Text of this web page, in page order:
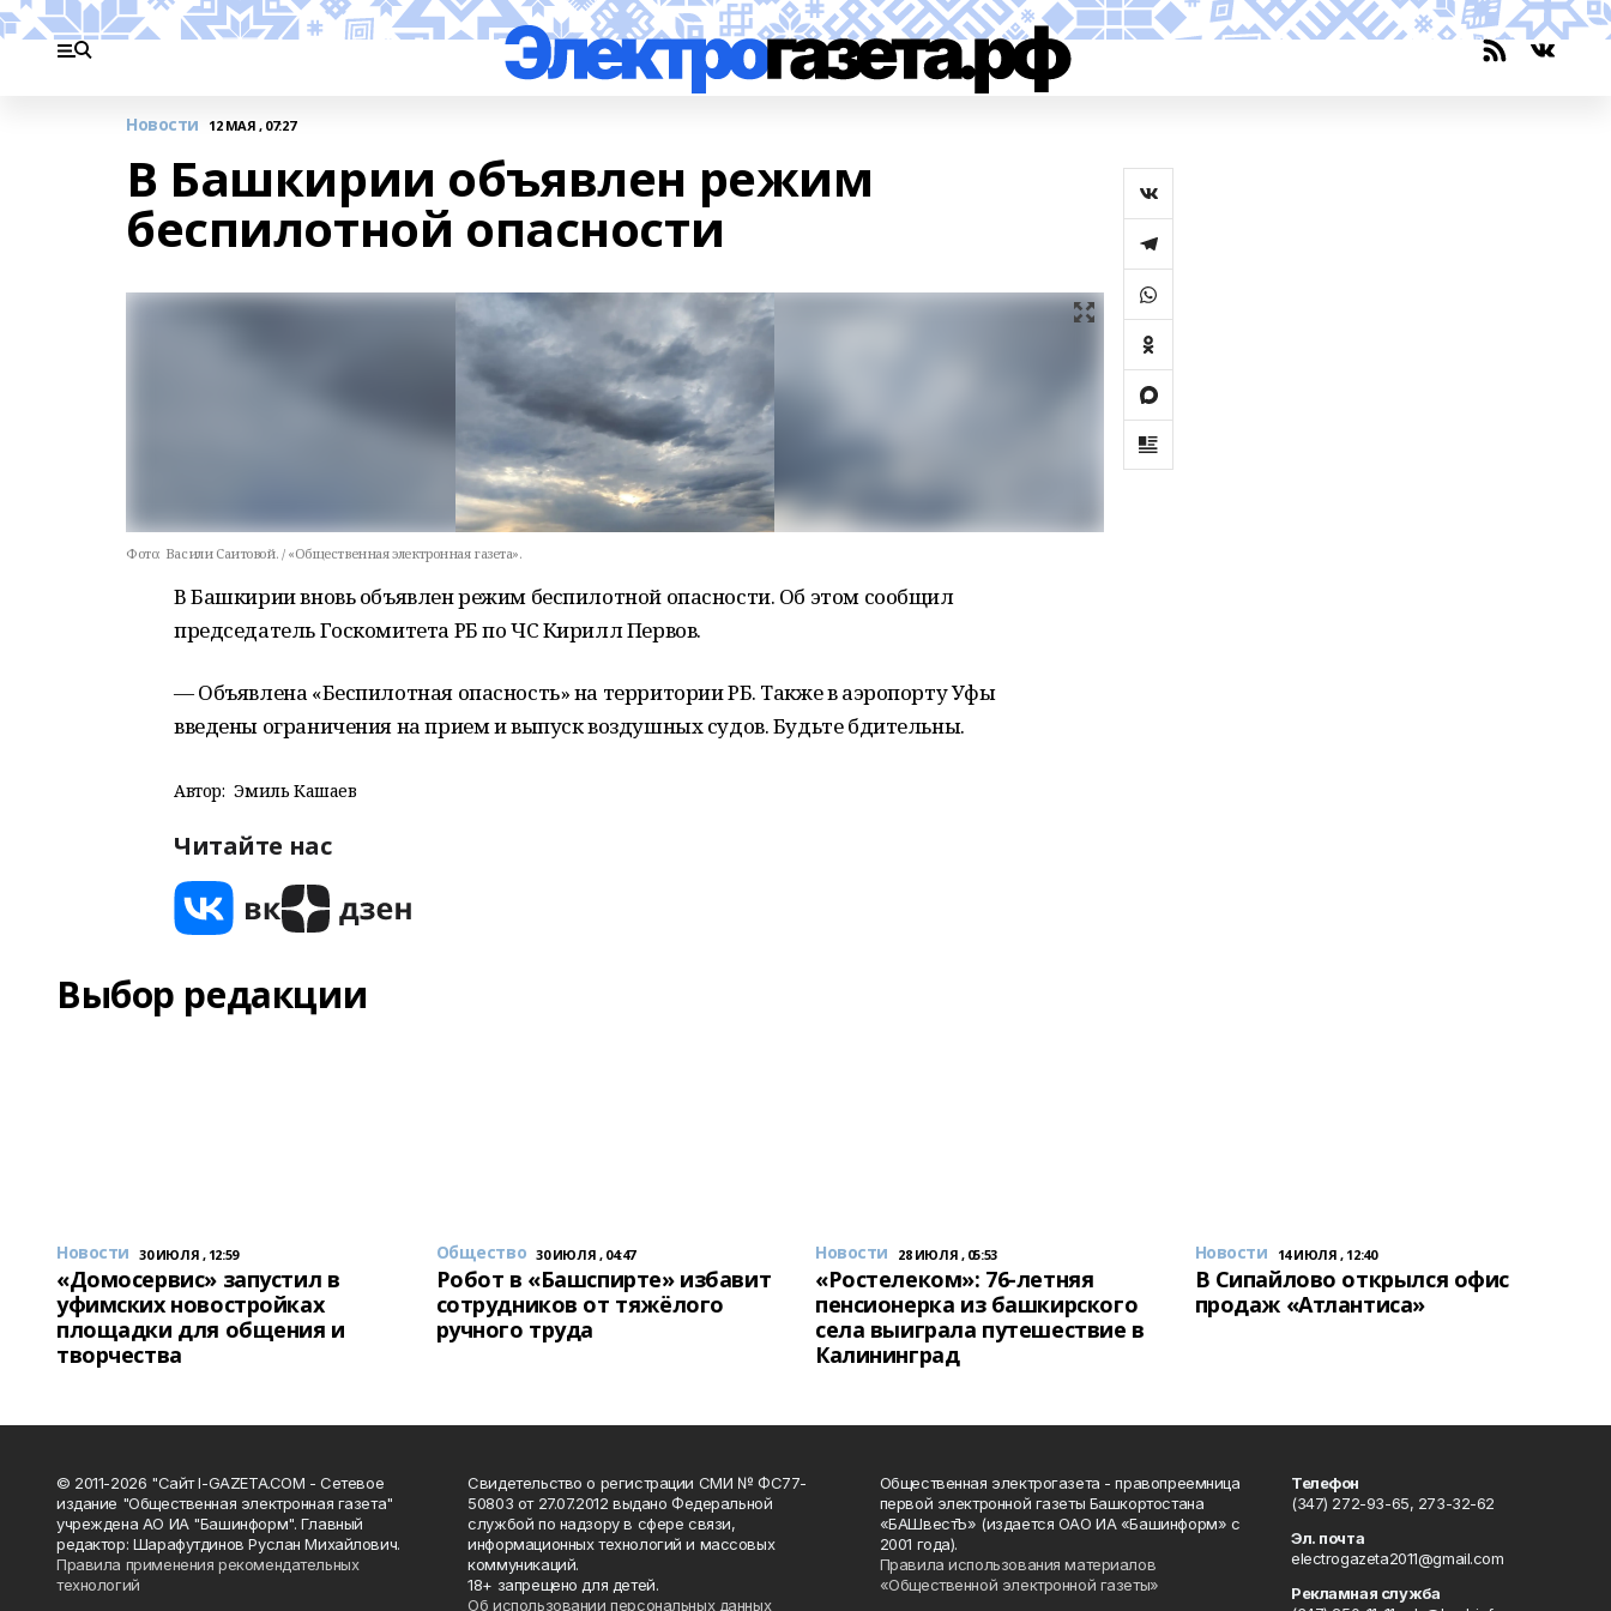
Новости 12 МАЯ , 07:27
В Башкирии объявлен режим
беспилотной опасности
Фото: Васили Саитовой. / «Общественная электронная газета».
В Башкирии вновь объявлен режим беспилотной опасности. Об этом сообщил
председатель Госкомитета РБ по ЧС Кирилл Первов.
— Объявлена «Беспилотная опасность» на территории РБ. Также в аэропорту Уфы
введены ограничения на прием и выпуск воздушных судов. Будьте бдительны.
Автор: Эмиль Кашаев
Читайте нас
Выбор редакции
Новости 30 ИЮЛЯ , 12:59
«Домосервис» запустил в
уфимских новостройках
площадки для общения и
творчества
Общество 30 ИЮЛЯ , 04:47
Робот в «Башспирте» избавит
сотрудников от тяжёлого
ручного труда
Новости 28 ИЮЛЯ , 05:53
«Ростелеком»: 76-летняя
пенсионерка из башкирского
села выиграла путешествие в
Калининград
Новости 14 ИЮЛЯ , 12:40
В Сипайлово открылся офис
продаж «Атлантиса»
© 2011-2026 "Сайт I-GAZETA.COM - Сетевое
издание "Общественная электронная газета"
учреждена АО ИА "Башинформ". Главный
редактор: Шарафутдинов Руслан Михайлович.
Правила применения рекомендательных
технологий
Свидетельство о регистрации СМИ № ФС77-
50803 от 27.07.2012 выдано Федеральной
службой по надзору в сфере связи,
информационных технологий и массовых
коммуникаций.
18+ запрещено для детей.
Об использовании персональных данных
Общественная электрогазета - правопреемница
первой электронной газеты Башкортостана
«БАШвестЪ» (издается ОАО ИА «Башинформ» с
2001 года).
Правила использования материалов
«Общественной электронной газеты»
Телефон
(347) 272-93-65, 273-32-62
Эл. почта
electrogazeta2011@gmail.com
Рекламная служба